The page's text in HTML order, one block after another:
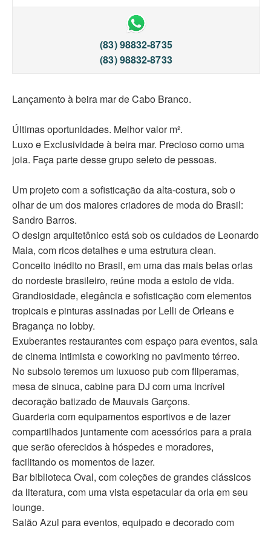
(83) 98832-8735
(83) 98832-8733
Lançamento à beira mar de Cabo Branco.
Últimas oportunidades. Melhor valor m².
Luxo e Exclusividade à beira mar. Precioso como uma
joia. Faça parte desse grupo seleto de pessoas.
Um projeto com a sofisticação da alta-costura, sob o
olhar de um dos maiores criadores de moda do Brasil:
Sandro Barros.
O design arquitetônico está sob os cuidados de Leonardo
Maia, com ricos detalhes e uma estrutura clean.
Conceito inédito no Brasil, em uma das mais belas orlas
do nordeste brasileiro, reúne moda a estolo de vida.
Grandiosidade, elegância e sofisticação com elementos
tropicais e pinturas assinadas por Lelli de Orleans e
Bragança no lobby.
Exuberantes restaurantes com espaço para eventos, sala
de cinema intimista e coworking no pavimento térreo.
No subsolo teremos um luxuoso pub com fliperamas,
mesa de sinuca, cabine para DJ com uma incrível
decoração batizado de Mauvais Garçons.
Guarderia com equipamentos esportivos e de lazer
compartilhados juntamente com acessórios para a praia
que serão oferecidos à hóspedes e moradores,
facilitando os momentos de lazer.
Bar biblioteca Oval, com coleções de grandes clássicos
da literatura, com uma vista espetacular da orla em seu
lounge.
Salão Azul para eventos, equipado e decorado com